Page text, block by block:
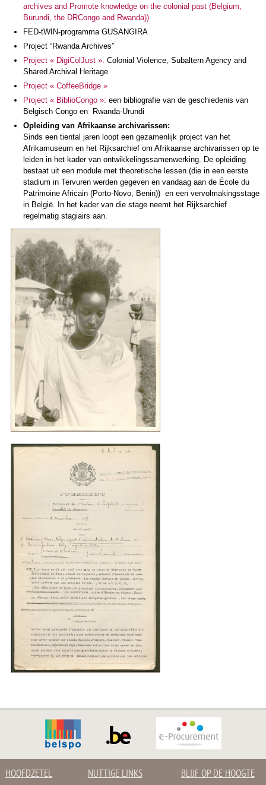
archives and Promote knowledge on the colonial past (Belgium,
Burundi, the DRCongo and Rwanda))
FED-tWIN-programma GUSANGIRA
Project “Rwanda Archives”
Project « DigiColJust ». Colonial Violence, Subaltern Agency and
Shared Archival Heritage
Project « CoffeeBridge »
Project « BiblioCongo »: een bibliografie van de geschiedenis van
Belgisch Congo en Rwanda-Urundi
Opleiding van Afrikaanse archivarissen:
Sinds een tiental jaren loopt een gezamenlijk project van het
Afrikamuseum en het Rijksarchief om Afrikaanse archivarissen op te
leiden in het kader van ontwikkelingssamenwerking. De opleiding
bestaat uit een module met theoretische lessen (die in een eerste
stadium in Tervuren werden gegeven en vandaag aan de École du
Patrimoine Africain (Porto-Novo, Benin)) en een vervolmakingsstage
in België. In het kader van die stage neemt het Rijksarchief
regelmatig stagiairs aan.
HOOFDZETEL NUTTIGE LINKS BLIJF OP DE HOOGTE